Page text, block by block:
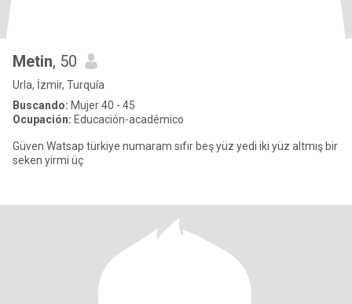
Metin, 50
Urla, İzmir, Turquía
Buscando: Mujer 40 - 45
Ocupación: Educación-académico
Güven Watsap türkiye numaram sıfır beş yüz yedi iki yüz altmış bir
seken yirmi üç